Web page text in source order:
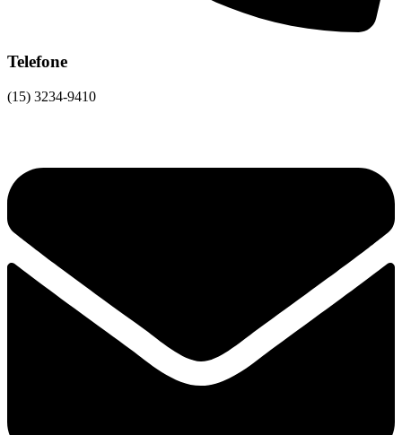
Telefone
(15) 3234-9410